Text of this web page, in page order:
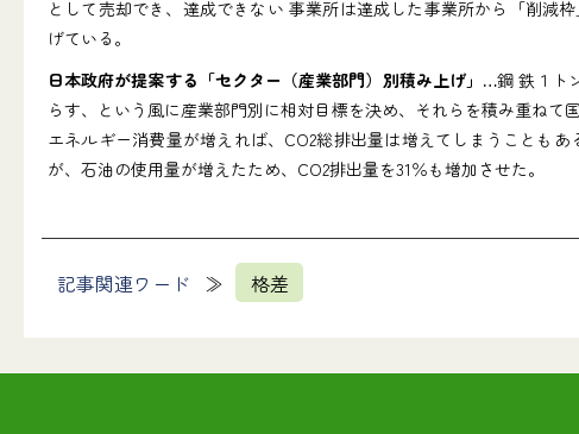
として売却でき、達成できない 事業所は達成した事業所から「削減
げている。
日本政府が提案する「セクター（産業部門）別積み上げ」…鋼 鉄１ト
らす、という風に産業部門別に相対目標を決め、それらを積み重ね
エネルギー消費量が増えれば、CO2総排出量は増えてしまうことも
が、石油の使用量が増えたため、CO2排出量を31％も増加させた。
記事関連ワード 格差